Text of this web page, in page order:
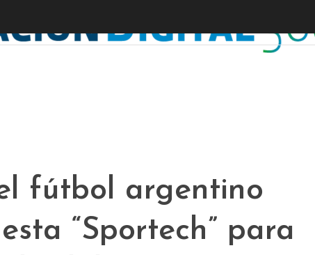
fútbol argentino
“Sportech” para